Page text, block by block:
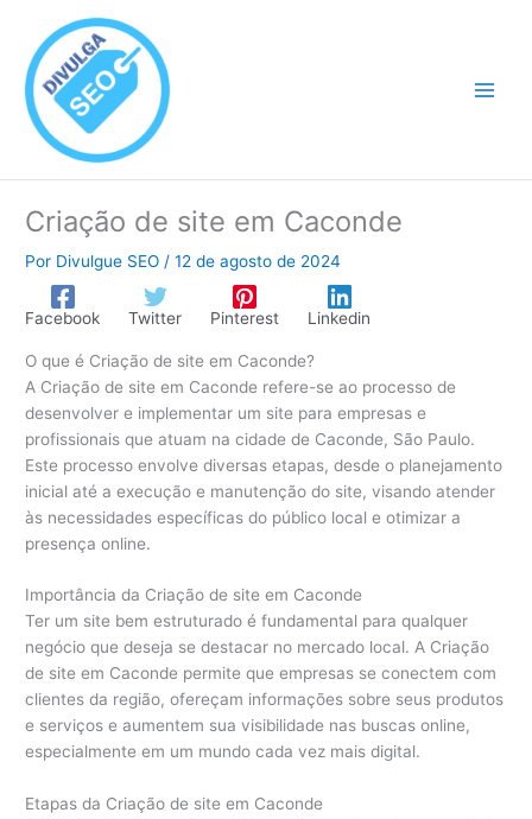
conteúdo
Criação de site em Caconde
Por Divulgue SEO /12 de agosto de 2024
Facebook Twitter Pinterest Linkedin
O que é Criação de site em Caconde?
A Criação de site em Caconde refere-se ao processo de
desenvolver e implementar um site para empresas e
profissionais que atuam na cidade de Caconde, São Paulo.
Este processo envolve diversas etapas, desde o planejamento
inicial até a execução e manutenção do site, visando atender
às necessidades específicas do público local e otimizar a
presença online.
Importância da Criação de site em Caconde
Ter um site bem estruturado é fundamental para qualquer
negócio que deseja se destacar no mercado local. A Criação
de site em Caconde permite que empresas se conectem com
clientes da região, ofereçam informações sobre seus produtos
e serviços e aumentem sua visibilidade nas buscas online,
especialmente em um mundo cada vez mais digital.
Etapas da Criação de site em Caconde